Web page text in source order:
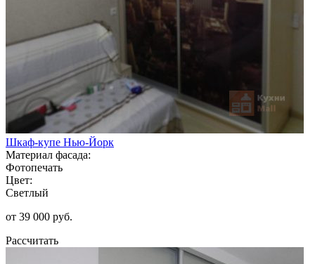
Шкаф-купе Нью-Йорк
Материал фасада:
Фотопечать
Цвет:
Светлый
от 39 000 руб.
Рассчитать